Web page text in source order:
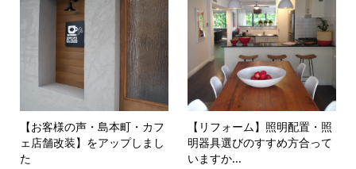
【お客様の声・島本町・カフ
ェ店舗改装】をアップしまし
た
【リフォーム】照明配置・照
明器具選びのすすめ方合って
いますか...